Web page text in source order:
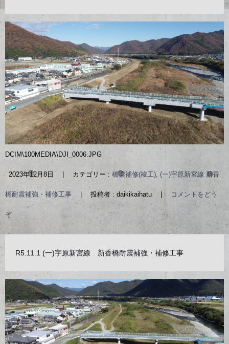
DCIM\100MEDIA\DJI_0006.JPG
2023年12月8日 カテゴリー : 橋梁補修(竣工), (一)宇原新宮線 新香
橋耐震補強・補修工事 投稿者 : daikikaihatu コメントをどう
ぞ
R5.11.1 (一)宇原新宮線 新香橋耐震補強・補修工事